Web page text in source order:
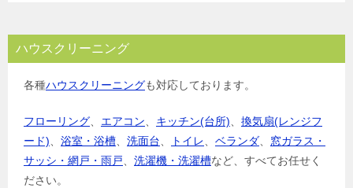
ハウスクリーニング
各種ハウスクリーニングも対応しております。
フローリング エアコン キッチン(台所)
換気扇(レンジフ
ード)
浴室・浴槽 洗面台 トイレ ベランダ
窓ガラス・
サッシ・網戸・雨戸
洗濯機・洗濯槽など、すべてお任せく
ださい。